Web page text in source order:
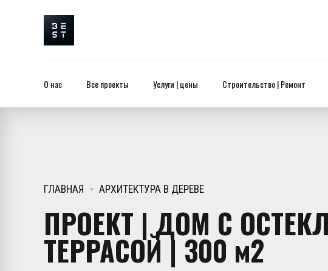
О нас Все проекты Услуги | цены Строительство | Ремонт
ГЛАВНАЯ АРХИТЕКТУРА В ДЕРЕВЕ
ПРОЕКТ | ДОМ С
ТЕРРАСОЙ | 300 м2